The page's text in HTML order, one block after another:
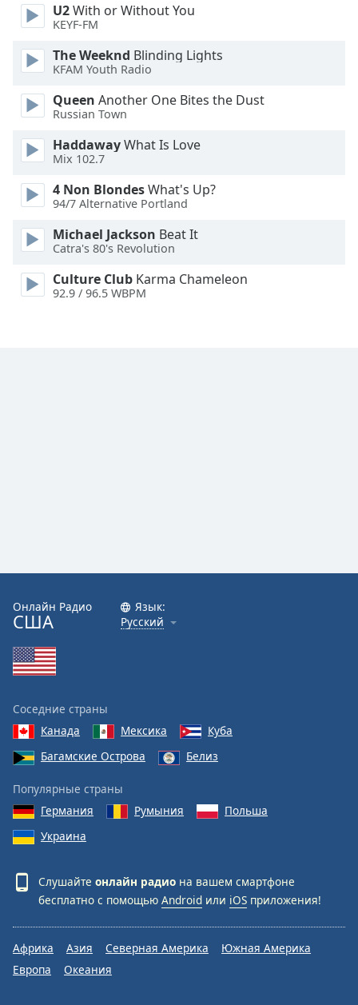
Caption
Area
Background
Color
Opacity
Font
Edge
Style
Font
U2With or Without You
KEYF-FM
The Weeknd Blinding Lights
KFAM Youth Radio
Queen Another One Bites the Dust
Russian Town
HaddawayWhat Is Love
Mix 102.7
4 Non BlondesWhat's Up?
94/7 Alternative Portland
Michael Jackson Beat It
Catra's 80's Revolution
Culture Club Karma Chameleon
92.9 / 96.5 WBPM
Онлайн Радио
США
Язык:
Русский
Соседние страны
Канада
Мексика
Куба
Багамские Острова
Белиз
Популярные страны
Германия
Румыния
Польша
Украина
Слушайте онлайн радио на вашем смартфоне
бесплатно с помощью Android или iOS приложения!
Африка Азия Северная Америка
Южная Америка
Европа
Океания